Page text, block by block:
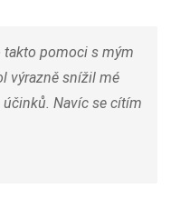
takto pomoci s mým
výrazně snížil mé
Navíc se cítím